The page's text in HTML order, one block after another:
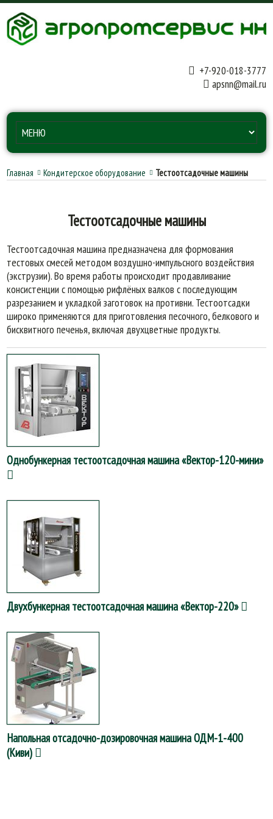
+7-920-018-3777
apsnn@mail.ru
Главная Кондитерское оборудование Тестоотсадочные машины
Тестоотсадочные машины
Тестоотсадочная машина предназначена для формования
тестовых смесей методом воздушно-импульсного воздействия
(экструзии). Во время работы происходит продавливание
консистенции с помощью рифлёных валков с последующим
разрезанием и укладкой заготовок на противни. Тестоотсадки
широко применяются для приготовления песочного, белкового и
бисквитного печенья, включая двухцветные продукты.
Однобункерная тестоотсадочная машина «Вектор-120-мини»
Двухбункерная тестоотсадочная машина «Вектор-220»
Напольная отсадочно-дозировочная машина ОДМ-1-400
(Киви)